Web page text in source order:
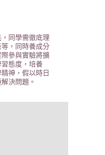
同學需徹底理
，同時養成分
參與實驗將擴
態度，培養
神，假以時日
決問題。